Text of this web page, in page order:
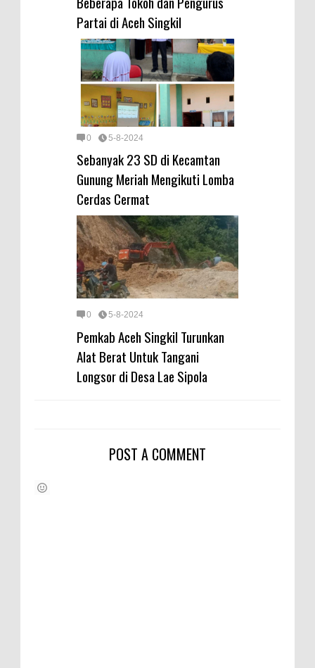
Partai di Aceh Singkil
0 5-8-2024
Sebanyak 23 SD di Kecamtan
Gunung Meriah Mengikuti Lomba
Cerdas Cermat
0 5-8-2024
Pemkab Aceh Singkil Turunkan
Alat Berat Untuk Tangani
Longsor di Desa Lae Sipola
POST A COMMENT